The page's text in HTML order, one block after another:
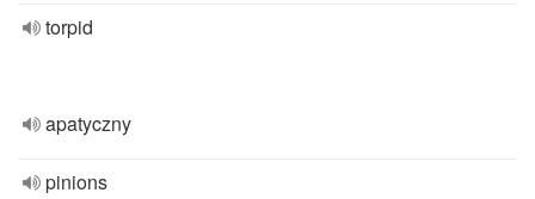
torpid
apatyczny
pinions